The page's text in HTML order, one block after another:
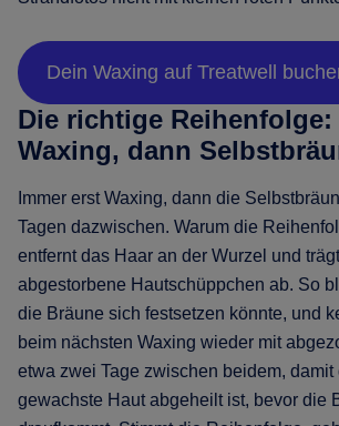
Dein Waxing auf Treatwell
Die richtige Reihenfolge:
Waxing, dann
Immer erst Waxing, dann die
Tagen dazwischen. Warum die
entfernt das Haar an der Wurzel und
abgestorbene Hautschüppchen ab. So
die Bräune sich festsetzen könnte, und
beim nächsten Waxing wieder mit
etwa zwei Tage zwischen beidem, damit
gewachste Haut abgeheilt ist, bevor die